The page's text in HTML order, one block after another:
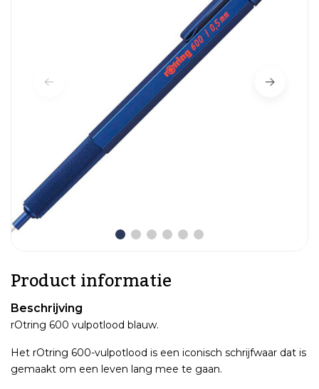
Product informatie
Beschrijving
rOtring 600 vulpotlood blauw.
Het rOtring 600-vulpotlood is een iconisch schrijfwaar dat is
gemaakt om een leven lang mee te gaan.